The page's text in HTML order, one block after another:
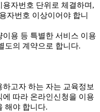
자번호 단위로 체결하며,
자번호 이상이어야 합니
용 등 특별한 서비스 이용
도의 계약으로 합니다.
고자 하는 자는 교육정보
에 따라 온라인신청을 이용
해야 합니다.